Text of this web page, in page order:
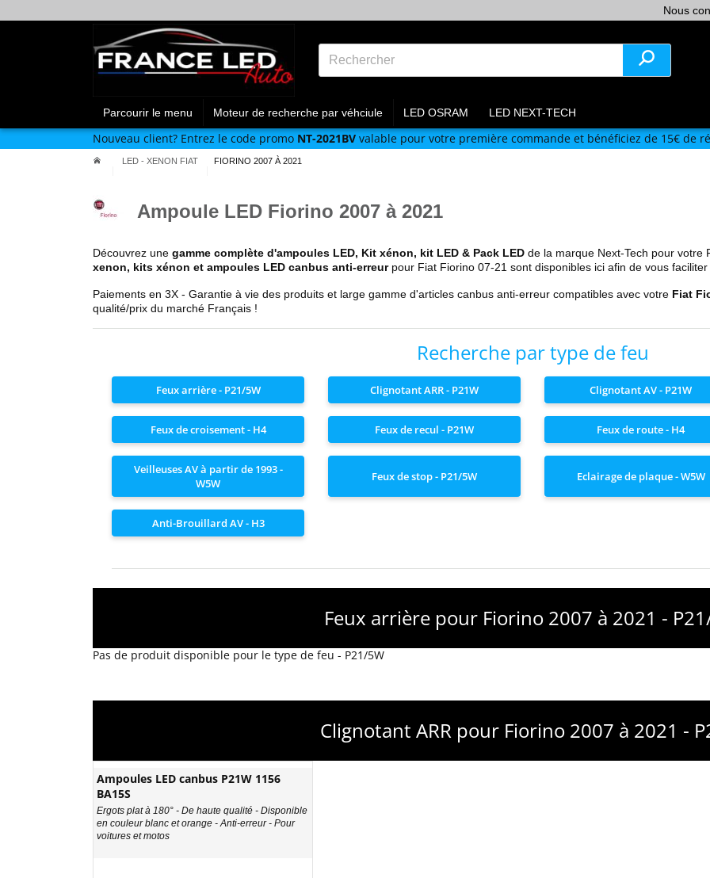
Nous
Parcourir le menu Moteur de recherche par véhciule LED OSRAM LED NEXT-TECH
Nouveau client? Entrez le code promo NT-2021BV valable pour votre première commande et bénéficiez de 15€ de
LED - XENON FIAT FIORINO 2007 À 2021
Ampoule LED Fiorino 2007 à 2021
Découvrez une gamme complète d'ampoules LED, Kit xénon, kit LED & Pack LED de la marque Next-Tech pour
xenon, kits xénon et ampoules LED canbus anti-erreurpour Fiat Fiorino 07-21 sont disponibles ici afin de vous faciliter
Paiements en 3X - Garantie à vie des produits et large gamme d'articles canbus anti-erreur compatibles avec votre Fiat
qualité/prix du marché Français !
Recherche par type de feu
Feux arrière - P21/5W Clignotant ARR - P21W Clignotant AV - P21W
Feux de croisement - H4 Feux de recul - P21W Feux de route - H4
Veilleuses AV à partir de 1993 -
W5W
Feux de stop - P21/5W Eclairage de plaque - W5W
Anti-Brouillard AV - H3
Feux arrière pour Fiorino 2007 à 2021 -
Pas de produit disponible pour le type de feu - P21/5W
Clignotant ARR pour Fiorino 2007 à 2021 -
Ampoules LED canbus P21W 1156
BA15S
Ergots plat à 180° - De haute qualité - Disponible
en couleur blanc et orange - Anti-erreur - Pour
voitures et motos